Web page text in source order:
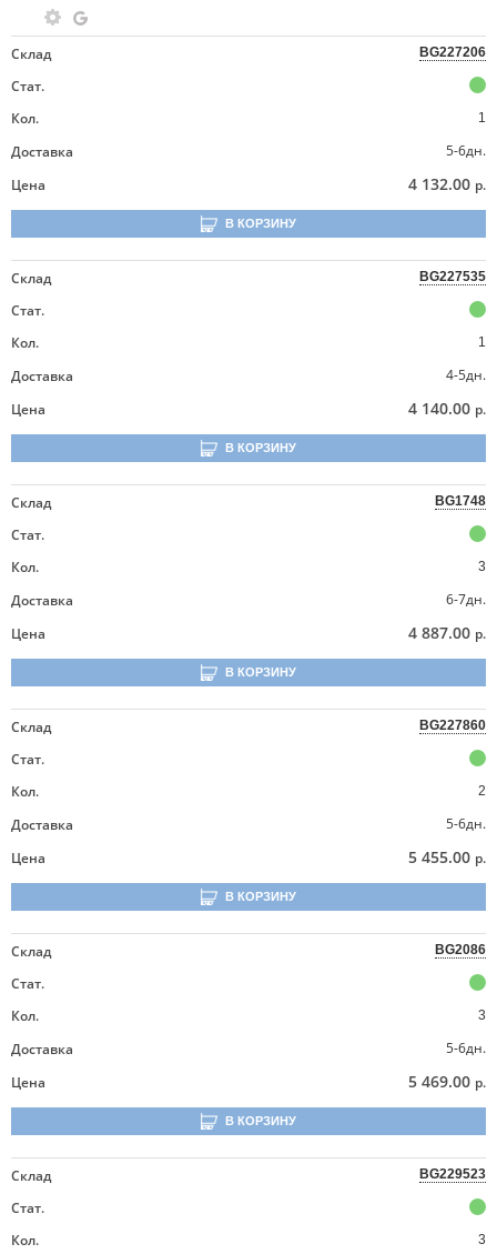
Склад BG227206
Стат.
Кол.
1
Доставка
5-6дн.
Цена
4 132.00 р.
В КОРЗИНУ
Склад BG227535
Стат.
Кол.
1
Доставка
4-5дн.
Цена
4 140.00 р.
В КОРЗИНУ
Склад BG1748
Стат.
Кол.
3
Доставка
6-7дн.
Цена
4 887.00 р.
В КОРЗИНУ
Склад BG227860
Стат.
Кол.
2
Доставка
5-6дн.
Цена
5 455.00 р.
В КОРЗИНУ
Склад BG2086
Стат.
Кол.
3
Доставка
5-6дн.
Цена
5 469.00 р.
В КОРЗИНУ
Склад BG229523
Стат.
Кол.
3